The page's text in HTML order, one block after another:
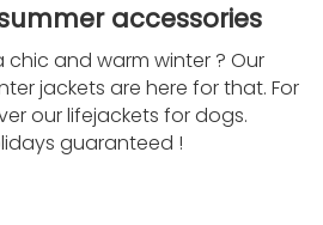
accessories
and warm winter ? Our
jackets are here for that. For
our lifejackets for dogs.
guaranteed !